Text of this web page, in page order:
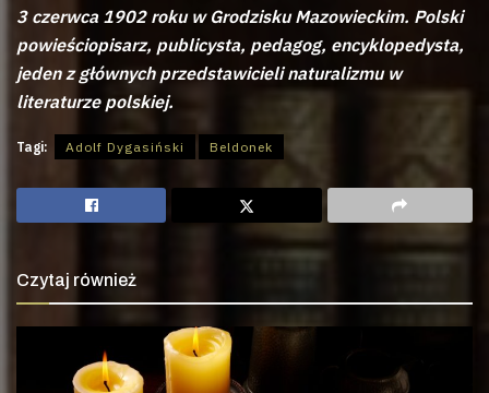
3 czerwca 1902 roku w Grodzisku Mazowieckim. Polski
powieściopisarz, publicysta, pedagog, encyklopedysta,
jeden z głównych przedstawicieli naturalizmu w
literaturze polskiej.
Tagi: Adolf Dygasiński Beldonek
Czytaj również